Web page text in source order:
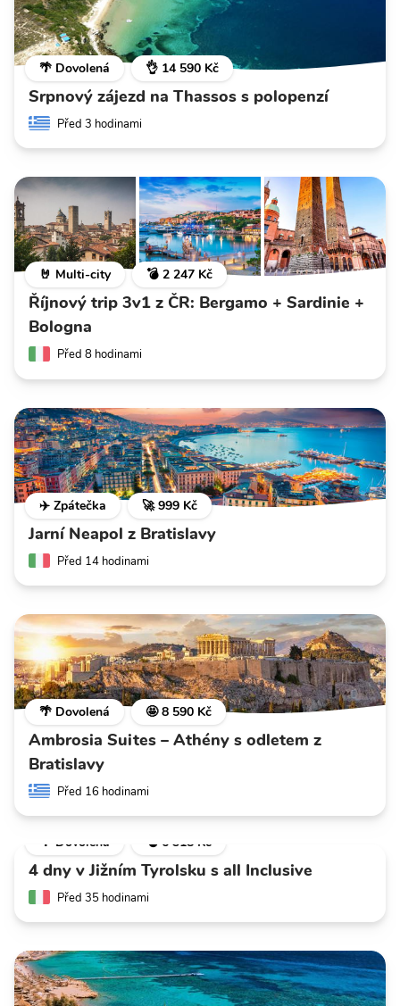
🌴 Dovolená 👌 14 590 Kč
Srpnový zájezd na Thassos s polopenzí
Před 3 hodinami
🤘 Multi-city 💣 2 247 Kč
Říjnový trip 3v1 z ČR: Bergamo + Sardinie +
Bologna
Před 8 hodinami
✈️ Zpátečka 🚀 999 Kč
Jarní Neapol z Bratislavy
Před 14 hodinami
🌴 Dovolená 🤩 8 590 Kč
Ambrosia Suites – Athény s odletem z
Bratislavy
Před 16 hodinami
🌴 Dovolená 💣 6 318 Kč
4 dny v Jižním Tyrolsku s all Inclusive
Před 35 hodinami